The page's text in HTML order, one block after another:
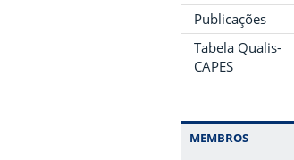
Publicações
Tabela Qualis-
CAPES
MEMBROS